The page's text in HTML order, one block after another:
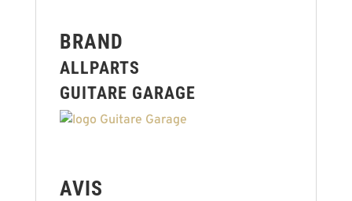
BRAND
ALLPARTS
GUITARE GARAGE
AVIS